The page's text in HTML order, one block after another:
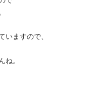
ますので、
。